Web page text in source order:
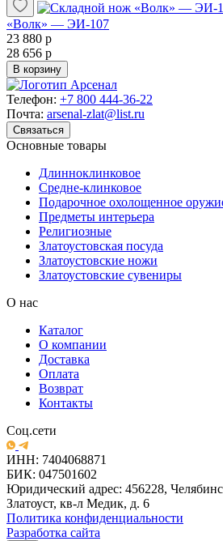
«Волк» — ЭИ-107
23 880 р
28 656 р
В корзину
Телефон: +7 800 444-36-22
Почта: arsenal-zlat@list.ru
Связаться
Основные товары
Длинноклинковое
Средне-клинковое
Подарочное охолощенное
Предметы интерьера
Религиозные
Златоустовская посуда
Златоустовские ножи
Златоустовские сувениры
О нас
Каталог
О компании
Доставка
Оплата
Возврат
Контакты
Соц.сети
ИНН: 7404068871
БИК: 047501602
Юридический адрес: 456228,
Златоуст, кв-л Медик, д. 6
Политика конфиденциальности
Разработка сайта